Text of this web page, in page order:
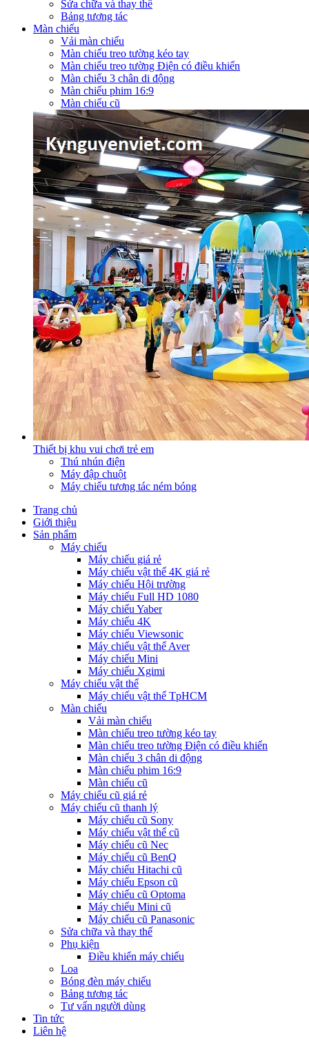
Sửa chữa và thay thế
Bảng tương tác
Màn chiếu
Vải màn chiếu
Màn chiếu treo tường kéo tay
Màn chiếu treo tường Điện có điều khiển
Màn chiếu 3 chân di động
Màn chiếu phim 16:9
Màn chiếu cũ
Thiết bị khu vui chơi trẻ em
Thú nhún điện
Máy đập chuột
Máy chiếu tương tác ném bóng
Trang chủ
Giới thiệu
Sản phẩm
Máy chiếu
Máy chiếu giá rẻ
Máy chiếu vật thể 4K giá rẻ
Máy chiếu Hội trường
Máy chiếu Full HD 1080
Máy chiếu Yaber
Máy chiếu 4K
Máy chiếu Viewsonic
Máy chiếu vật thể Aver
Máy chiếu Mini
Máy chiếu Xgimi
Máy chiếu vật thể
Máy chiếu vật thể TpHCM
Màn chiếu
Vải màn chiếu
Màn chiếu treo tường kéo tay
Màn chiếu treo tường Điện có điều khiển
Màn chiếu 3 chân di động
Màn chiếu phim 16:9
Màn chiếu cũ
Máy chiếu cũ giá rẻ
Máy chiếu cũ thanh lý
Máy chiếu cũ Sony
Máy chiếu vật thể cũ
Máy chiếu cũ Nec
Máy chiếu cũ BenQ
Máy chiếu Hitachi cũ
Máy chiếu Epson cũ
Máy chiếu cũ Optoma
Máy chiếu Mini cũ
Máy chiếu cũ Panasonic
Sửa chữa và thay thế
Phụ kiện
Điều khiển máy chiếu
Loa
Bóng đèn máy chiếu
Bảng tương tác
Tư vấn người dùng
Tin tức
Liên hệ